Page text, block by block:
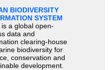
BIODIVERSITY
SYSTEM
is a global open-
data and
clearing-house
biodiversity for
conservation and
development.